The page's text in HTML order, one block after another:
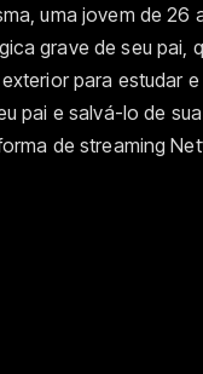
uma jovem de 26
grave de seu pai,
para estudar
pai e salvá-lo de
de streaming